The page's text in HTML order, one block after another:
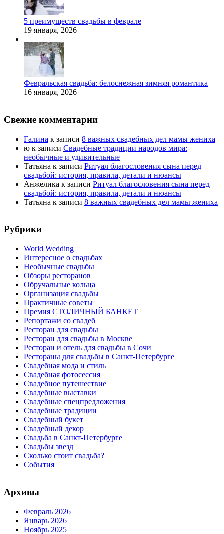
5 преимуществ свадьбы в феврале
19 января, 2026
Февральская свадьба: белоснежная зимняя романтика
16 января, 2026
Свежие комментарии
Галина к записи 8 важных свадебных дел мамы жениха
ю к записи Свадебные традиции народов мира:
необычные и удивительные
Татьяна к записи Ритуал благословения сына перед
свадьбой: история, правила, детали и нюансы
Анжелика к записи Ритуал благословения сына перед
свадьбой: история, правила, детали и нюансы
Татьяна к записи 8 важных свадебных дел мамы жениха
Рубрики
World Wedding
Интересное о свадьбах
Необычные свадьбы
Обзоры ресторанов
Обручальные кольца
Организация свадьбы
Практичные советы
Премия СТОЛИЧНЫЙ БАНКЕТ
Репортажи со свадеб
Ресторан для свадьбы
Ресторан для свадьбы в Москве
Ресторан и отель для свадьбы в Сочи
Рестораны для свадьбы в Санкт-Петербурге
Свадебная мода и стиль
Свадебная фотосессия
Свадебное путешествие
Свадебные выставки
Свадебные спецпредложения
Свадебные традиции
Свадебный букет
Свадебный декор
Свадьба в Санкт-Петербурге
Свадьбы звезд
Сколько стоит свадьба?
События
Архивы
Февраль 2026
Январь 2026
Ноябрь 2025